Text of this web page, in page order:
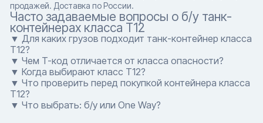
продажей. Доставка по России.
Часто задаваемые вопросы о б/у танк-
контейнерах класса T12
▼ Для каких грузов подходит танк-контейнер класса
T12?
▼ Чем T-код отличается от класса опасности?
▼ Когда выбирают класс T12?
▼ Что проверить перед покупкой контейнера класса
T12?
▼ Что выбрать: б/у или One Way?